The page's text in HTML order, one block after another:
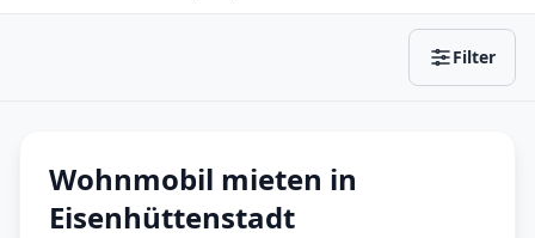
Filter
Wohnmobil mieten in
Eisenhüttenstadt